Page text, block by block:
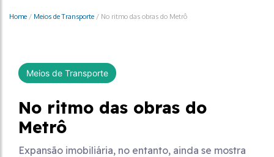
Home / Meios de Transporte / No ritmo das obras do Metrô
Meios de Transporte
No ritmo das obras do
Metrô
Expansão imobiliária, no entanto, ainda se mostra